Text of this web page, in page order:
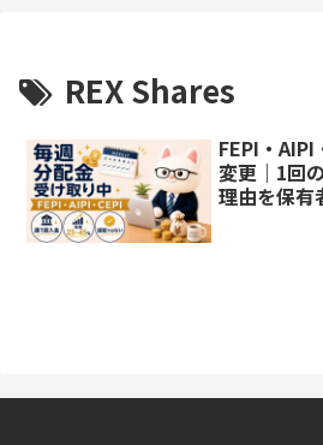
REX Shares
FEPI・
変更｜1回
理由を保有